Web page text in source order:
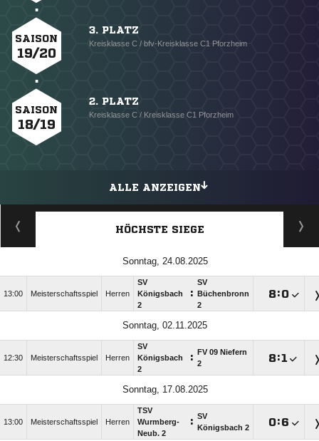
SAISON
19/20
3. PLATZ
Kreisklasse C / bfv-Kreisklasse C1 Pforzheim
SAISON
18/19
2. PLATZ
Kreisklasse C / Kreisklasse C1 Pforzheim
ALLE ANZEIGEN
HÖCHSTE SIEGE
Sonntag, 24.08.2025
13:00 Meisterschaftsspiel Herren
SV
Königsbach
2
:
SV
Büchenbronn
2
:
Sonntag, 02.11.2025
12:30 Meisterschaftsspiel Herren
SV
Königsbach
2
:
FV 09 Niefern
2
:
Sonntag, 17.08.2025
13:00 Meisterschaftsspiel Herren
TSV
Wurmberg-
Neub. 2
: SV
Königsbach 2
: